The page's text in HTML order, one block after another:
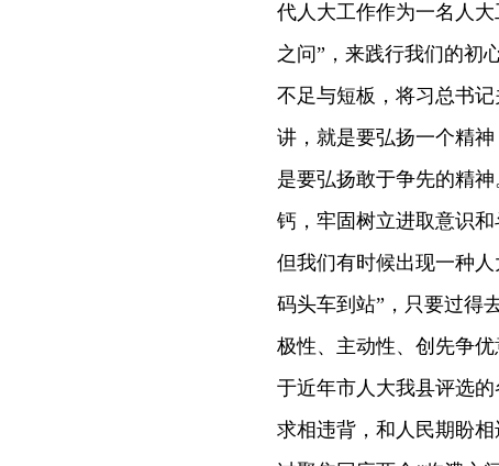
代人大工作作为一名人
之问”，来践行我们的初
不足与短板，将习总书
讲，就是要弘扬一个精
是要弘扬敢于争先的精
钙，牢固树立进取意识
但我们有时候出现一种
码头车到站”，只要过得
极性、主动性、创先争
于近年市人大我县评选
求相违背，和人民期盼